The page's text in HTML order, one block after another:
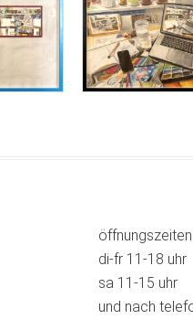
öffnungszeiten
di-fr 11-18 uhr
sa 11-15 uhr
und nach